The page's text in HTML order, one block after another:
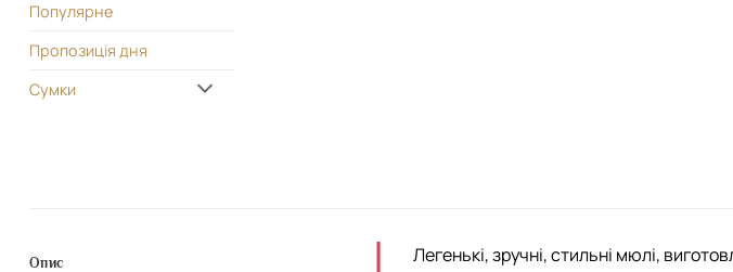
Популярне
Пропозиція дня
Сумки
Опис Легенькі, зручні, стильні мюлі,